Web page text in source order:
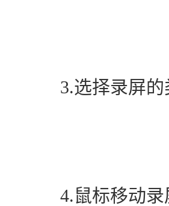
3.选择录屏的
4.鼠标移动录